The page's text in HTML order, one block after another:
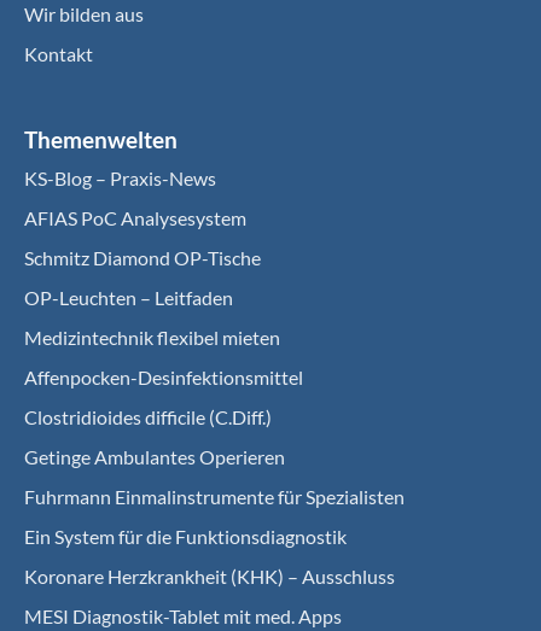
Wir bilden aus
Kontakt
Themenwelten
KS-Blog – Praxis-News
AFIAS PoC Analysesystem
Schmitz Diamond OP-Tische
OP-Leuchten – Leitfaden
Medizintechnik flexibel mieten
Affenpocken-Desinfektionsmittel
Clostridioides difficile (C.Diff.)
Getinge Ambulantes Operieren
Fuhrmann Einmalinstrumente für Spezialisten
Ein System für die Funktionsdiagnostik
Koro­nare Herz­krank­heit (KHK) – Ausschluss
MESI Diagnostik-Tablet mit med. Apps